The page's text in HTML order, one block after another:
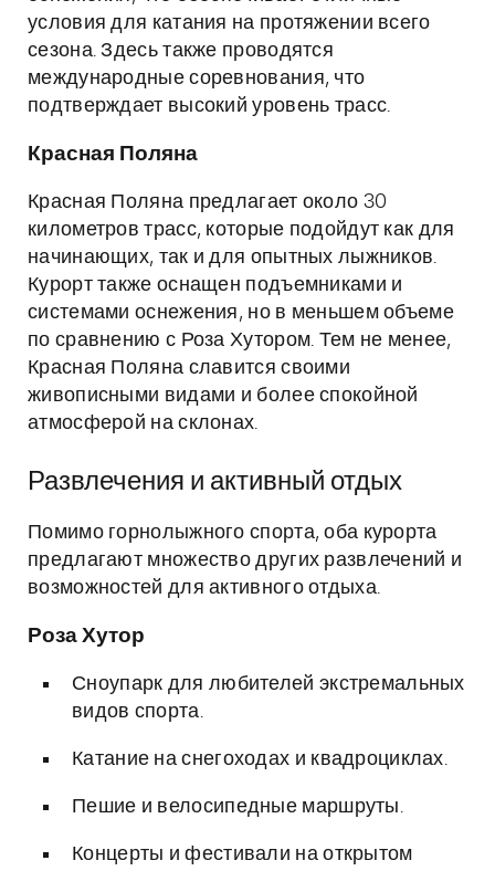
условия для катания на протяжении всего
сезона. Здесь также проводятся
международные соревнования, что
подтверждает высокий уровень трасс.
Красная Поляна
Красная Поляна предлагает около 30
километров трасс, которые подойдут как для
начинающих, так и для опытных лыжников.
Курорт также оснащен подъемниками и
системами оснежения, но в меньшем объеме
по сравнению с Роза Хутором. Тем не менее,
Красная Поляна славится своими
живописными видами и более спокойной
атмосферой на склонах.
Развлечения и активный отдых
Помимо горнолыжного спорта, оба курорта
предлагают множество других развлечений и
возможностей для активного отдыха.
Роза Хутор
Сноупарк для любителей экстремальных
видов спорта.
Катание на снегоходах и квадроциклах.
Пешие и велосипедные маршруты.
Концерты и фестивали на открытом